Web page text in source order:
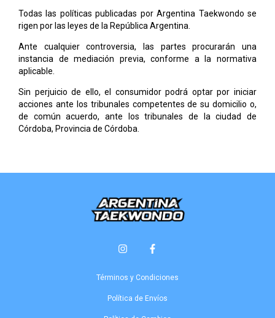
Todas las políticas publicadas por Argentina Taekwondo se
rigen por las leyes de la República Argentina.
Ante cualquier controversia, las partes procurarán una
instancia de mediación previa, conforme a la normativa
aplicable.
Sin perjuicio de ello, el consumidor podrá optar por iniciar
acciones ante los tribunales competentes de su domicilio o,
de común acuerdo, ante los tribunales de la ciudad de
Córdoba, Provincia de Córdoba.
Términos y Condiciones
Política de Envíos